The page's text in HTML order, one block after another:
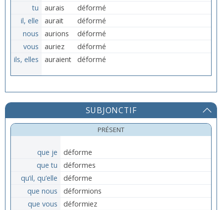
tu
aurais
déformé
il, elle
aurait
déformé
nous
aurions
déformé
vous
auriez
déformé
ils, elles
auraient déformé
SUBJONCTIF
PRÉSENT
que je
déforme
que tu
déformes
qu’il, qu’elle
déforme
que nous
déformions
que vous
déformiez